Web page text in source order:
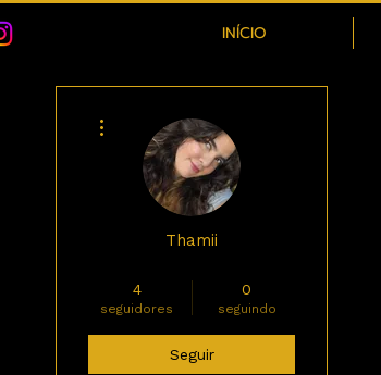
INÍCIO
Thamii
4
seguidores
0
seguindo
Seguir